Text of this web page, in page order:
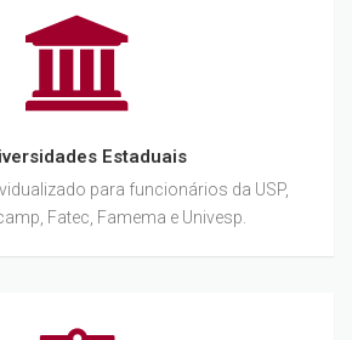
Estaduais
para funcionários da USP,
Fatec, Famema e Univesp.